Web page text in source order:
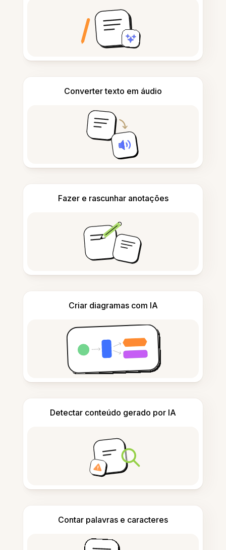
Converter texto em áudio
Fazer e rascunhar anotações
Criar diagramas com IA
Detectar conteúdo gerado por IA
Contar palavras e caracteres